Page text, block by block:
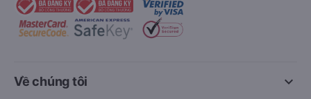
keyboard_arrow_down
Về chúng tôi